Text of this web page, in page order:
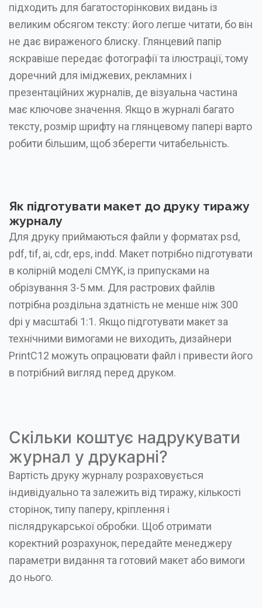
підходить для багатосторінкових видань із
великим обсягом тексту: його легше читати, бо він
не дає вираженого блиску. Глянцевий папір
яскравіше передає фотографії та ілюстрації, тому
доречний для іміджевих, рекламних і
презентаційних журналів, де візуальна частина
має ключове значення. Якщо в журналі багато
тексту, розмір шрифту на глянцевому папері варто
робити більшим, щоб зберегти читабельність.
Як підготувати макет до друку тиражу
журналу
Для друку приймаються файли у форматах psd,
pdf, tif, ai, cdr, eps, indd. Макет потрібно підготувати
в колірній моделі CMYK, із припусками на
обрізування 3-5 мм. Для растрових файлів
потрібна роздільна здатність не менше ніж 300
dpi у масштабі 1:1. Якщо підготувати макет за
технічними вимогами не виходить, дизайнери
PrintC12 можуть опрацювати файл і привести його
в потрібний вигляд перед друком.
Скільки коштує надрукувати
журнал у друкарні?
Вартість друку журналу розраховується
індивідуально та залежить від тиражу, кількості
сторінок, типу паперу, кріплення і
післядрукарської обробки. Щоб отримати
коректний розрахунок, передайте менеджеру
параметри видання та готовий макет або вимоги
до нього.